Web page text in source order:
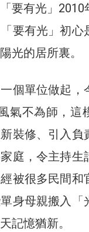
要有光」2010
要有光」初心
光的居所裏。
個單位做起，
氣不為師，這
裝修、引入負
庭，令主持生
被很多民間和
身母親搬入「
記憶猶新。